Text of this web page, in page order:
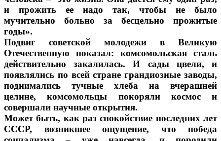
и прожить ее надо так, чтобы не было
мучительно больно за бесцельно прожитые
годы».
Подвиг советской молодежи в Великую
Отечественную показал: комсомольская сталь
действительно закалилась. И сады цвели, и
появлялись по всей стране грандиозные заводы,
поднимались тучные хлеба на вчерашней
целине, комсомольцы покоряли космос и
совершали научные открытия.
Может быть, как раз спокойствие последних лет
СССР, возникшее ощущение, что победа